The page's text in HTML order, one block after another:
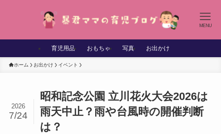
MENU
育児用品 おもちゃ 写真 お出かけ
ホーム お出かけ イベント
昭和記念公園 立川花火大会2026は
雨天中止？雨や台風時の開催判断
は？
2026
7/24